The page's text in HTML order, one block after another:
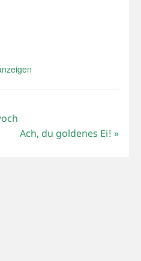
Ach, du goldenes Ei!»